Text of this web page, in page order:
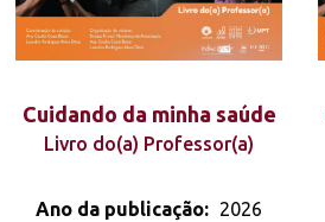
Cuidando da minha saúde
Livro do(a) Professor(a)
Ano da publicação: 2026